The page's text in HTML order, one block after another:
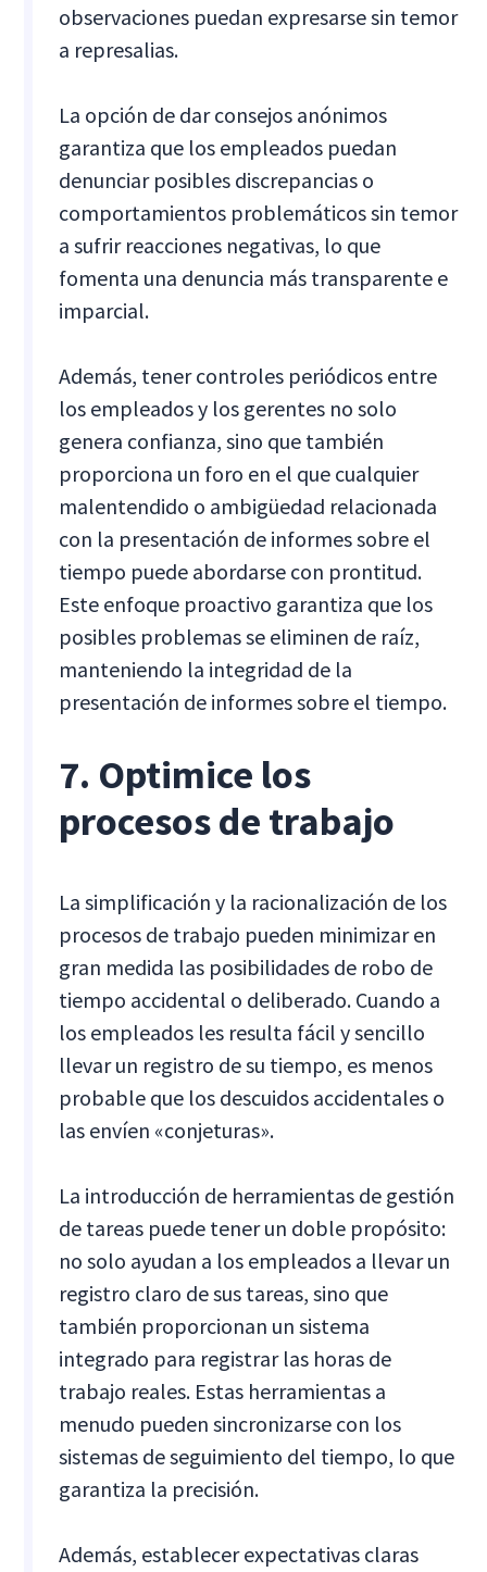
observaciones puedan expresarse sin temor
a represalias.
La opción de dar consejos anónimos
garantiza que los empleados puedan
denunciar posibles discrepancias o
comportamientos problemáticos sin temor
a sufrir reacciones negativas, lo que
fomenta una denuncia más transparente e
imparcial.
Además, tener controles periódicos entre
los empleados y los gerentes no solo
genera confianza, sino que también
proporciona un foro en el que cualquier
malentendido o ambigüedad relacionada
con la presentación de informes sobre el
tiempo puede abordarse con prontitud.
Este enfoque proactivo garantiza que los
posibles problemas se eliminen de raíz,
manteniendo la integridad de la
presentación de informes sobre el tiempo.
7. Optimice los
procesos de trabajo
La simplificación y la racionalización de los
procesos de trabajo pueden minimizar en
gran medida las posibilidades de robo de
tiempo accidental o deliberado. Cuando a
los empleados les resulta fácil y sencillo
llevar un registro de su tiempo, es menos
probable que los descuidos accidentales o
las envíen «conjeturas».
La introducción de herramientas de gestión
de tareas puede tener un doble propósito:
no solo ayudan a los empleados a llevar un
registro claro de sus tareas, sino que
también proporcionan un sistema
integrado para registrar las horas de
trabajo reales. Estas herramientas a
menudo pueden sincronizarse con los
sistemas de seguimiento del tiempo, lo que
garantiza la precisión.
Además, establecer expectativas claras